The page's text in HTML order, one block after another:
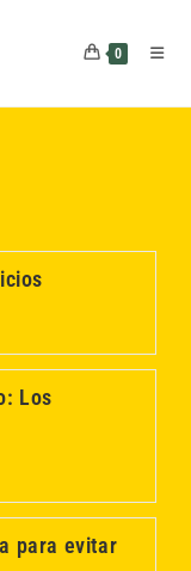
0
Los
para evitar